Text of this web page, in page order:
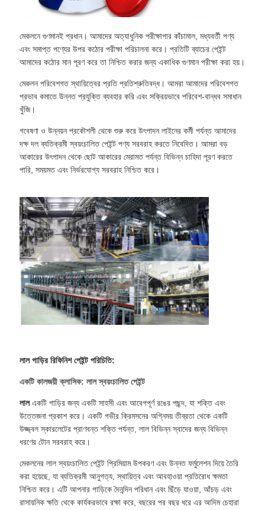
মেকলনে গুণমানই প্রধান। আমাদের অত্যাধুনিক পরীক্ষাগার কাঁচামাল, মধ্যবর্তী পণ্য
এবং সমাপ্ত পণ্যের উপর কঠোর পরীক্ষা পরিচালনা করে। প্রতিটি ব্যাচের পেইন্ট
আমাদের কঠোর মান পূরণ করে তা নিশ্চিত করার জন্য একাধিক গুণমান পরীক্ষা করা হয়।
মেকলন পরিবেশগত স্থায়িত্বের প্রতি প্রতিশ্রুতিবদ্ধ। আমরা আমাদের পরিবেশগত
প্রভাব কমাতে উন্নত প্রযুক্তি ব্যবহার করি এবং সক্রিয়ভাবে পরিবেশ-বান্ধব সমাধান
খুঁজি।
গবেষণা ও উন্নয়ন প্রকৌশলী থেকে শুরু করে উৎপাদন লাইনের কর্মী পর্যন্ত আমাদের
দক্ষ দল ব্যতিক্রমী স্বয়ংচালিত পেইন্ট পণ্য সরবরাহ করতে নিবেদিত। আমরা বড়
আকারের উৎপাদন থেকে ছোট আকারের মেরামত পর্যন্ত বিভিন্ন চাহিদা পূরণ করতে
পারি, সময়মত এবং নির্ভরযোগ্য সরবরাহ নিশ্চিত করে।
লাল গাড়ির রিফিনিশ পেইন্ট পরিচিতি:
একটি কালজয়ী ক্লাসিক: লাল স্বয়ংচালিত পেইন্ট
লালএকটি গাড়ির জন্য একটি সাহসী এবং আবেগপূর্ণ রঙের পছন্দ, যা শক্তি এবং
উত্তেজনা প্রকাশ করে। একটি গভীর ক্রিমসনের অগ্নিময় তীব্রতা থেকে একটি
উজ্জ্বল স্কারলেটের প্রাণবন্ত শক্তি পর্যন্ত, লাল বিভিন্ন স্বাদের জন্য বিভিন্ন
ধরণের টোন সরবরাহ করে।
মেকলনের লাল স্বয়ংচালিত পেইন্ট প্রিমিয়াম উপকরণ এবং উন্নত ফর্মুলেশন দিয়ে তৈরি
করা হয়েছে, যা ব্যতিক্রমী আনুগত্য, স্থায়িত্ব এবং আবহাওয়া প্রতিরোধ ক্ষমতা
নিশ্চিত করে। এটি আপনার গাড়িকে দৈনন্দিন পরিধান এবং ছিঁড়ে যাওয়া, আঁচড় এবং
রাসায়নিক ক্ষতি থেকে কার্যকরভাবে রক্ষা করে, বছরের পর বছর ধরে এর আদিম চেহারা